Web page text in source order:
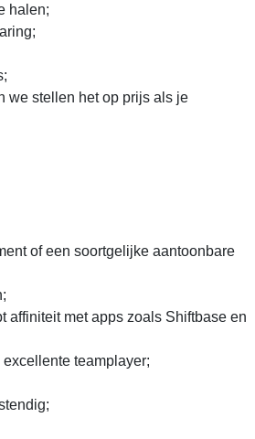
halen;
we stellen het op prijs als je
of een soortgelijke aantoonbare
affiniteit met apps zoals Shiftbase en
teamplayer;